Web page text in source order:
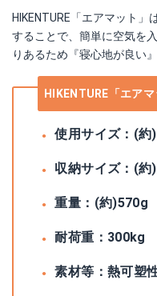
HIKENTURE「エアマット
することで、簡単に空気を
りあるため『寝心地が良い
HIKENTURE「エア
使用サイズ：(
収納サイズ：(
重量：(約)570g
耐荷重：300kg
素材等：熱可塑